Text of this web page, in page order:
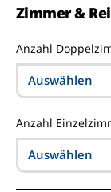
Zimmer &
Anzahl
Auswählen
Anzahl
Auswählen